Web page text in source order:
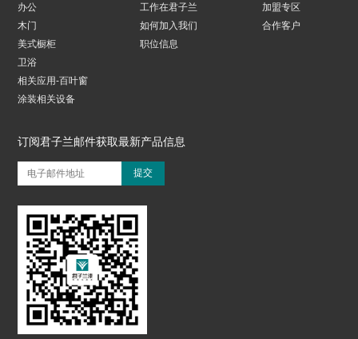
办公
木门
美式橱柜
卫浴
相关应用-百叶窗
涂装相关设备
工作在君子兰
如何加入我们
职位信息
加盟专区
合作客户
订阅君子兰邮件获取最新产品信息